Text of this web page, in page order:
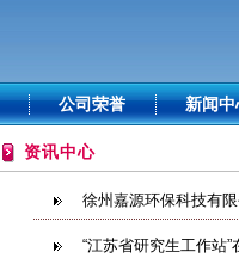
公司荣誉 新闻中
资讯中心
徐州嘉源环保科技有
“江苏省研究生工作站